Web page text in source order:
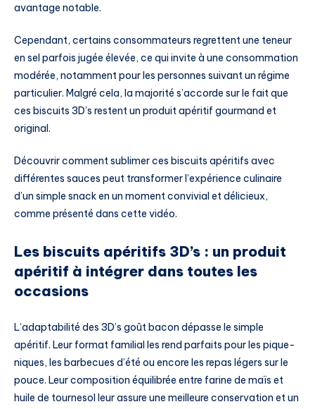
avantage notable.
Cependant, certains consommateurs regrettent une teneur
en sel parfois jugée élevée, ce qui invite à une consommation
modérée, notamment pour les personnes suivant un régime
particulier. Malgré cela, la majorité s’accorde sur le fait que
ces biscuits 3D’s restent un produit apéritif gourmand et
original.
Découvrir comment sublimer ces biscuits apéritifs avec
différentes sauces peut transformer l’expérience culinaire
d’un simple snack en un moment convivial et délicieux,
comme présenté dans cette vidéo.
Les biscuits apéritifs 3D’s : un produit
apéritif à intégrer dans toutes les
occasions
L’adaptabilité des 3D’s goût bacon dépasse le simple
apéritif. Leur format familial les rend parfaits pour les pique-
niques, les barbecues d’été ou encore les repas légers sur le
pouce. Leur composition équilibrée entre farine de maïs et
huile de tournesol leur assure une meilleure conservation et un